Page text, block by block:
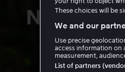
Norges
These choices will be
We and our
Use precise
access information on
measurement,
List of partners